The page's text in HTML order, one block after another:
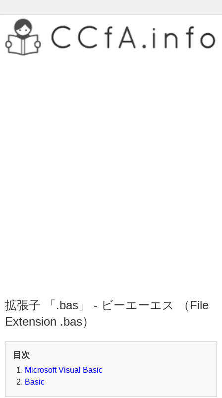
拡張子 「.bas」 - ビーエーエス （File
Extension .bas）
目次
Microsoft Visual Basic
Basic